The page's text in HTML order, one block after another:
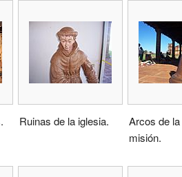
Ruinas de la iglesia.
Arcos de
misión.